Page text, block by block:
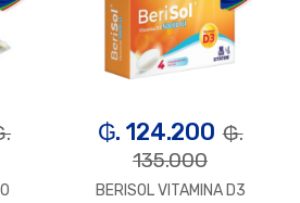
₲. 124.200 ₲.
135.000
BERISOL VITAMINA D3